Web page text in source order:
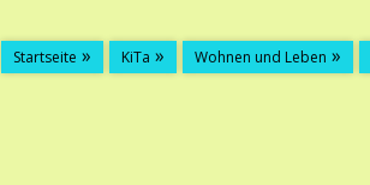
Startseite KiTa Wohnen und Leben